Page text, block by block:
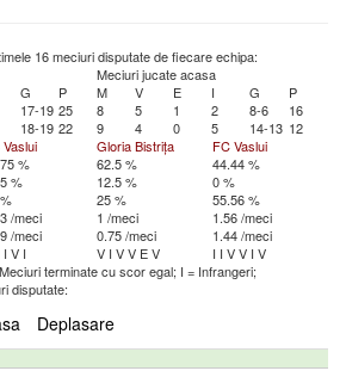
16 meciuri disputate de fiecare echipa:
Meciuri jucate acasa
G P M V E I G
P
17-19 25 8 5 1 2 8-6
16
18-19 22 9 4 0 5 14-13 12
Vaslui Gloria Bistrița
FC Vaslui
% 62.5 %
44.44 %
% 12.5 %
0 %
25 %
55.56 %
/meci 1 /meci
1.56 /meci
/meci 0.75 /meci
1.44 /meci
I V I V I VV EV I I VV I V
terminate cu scor egal; I = Infrangeri;
disputate:
Deplasare